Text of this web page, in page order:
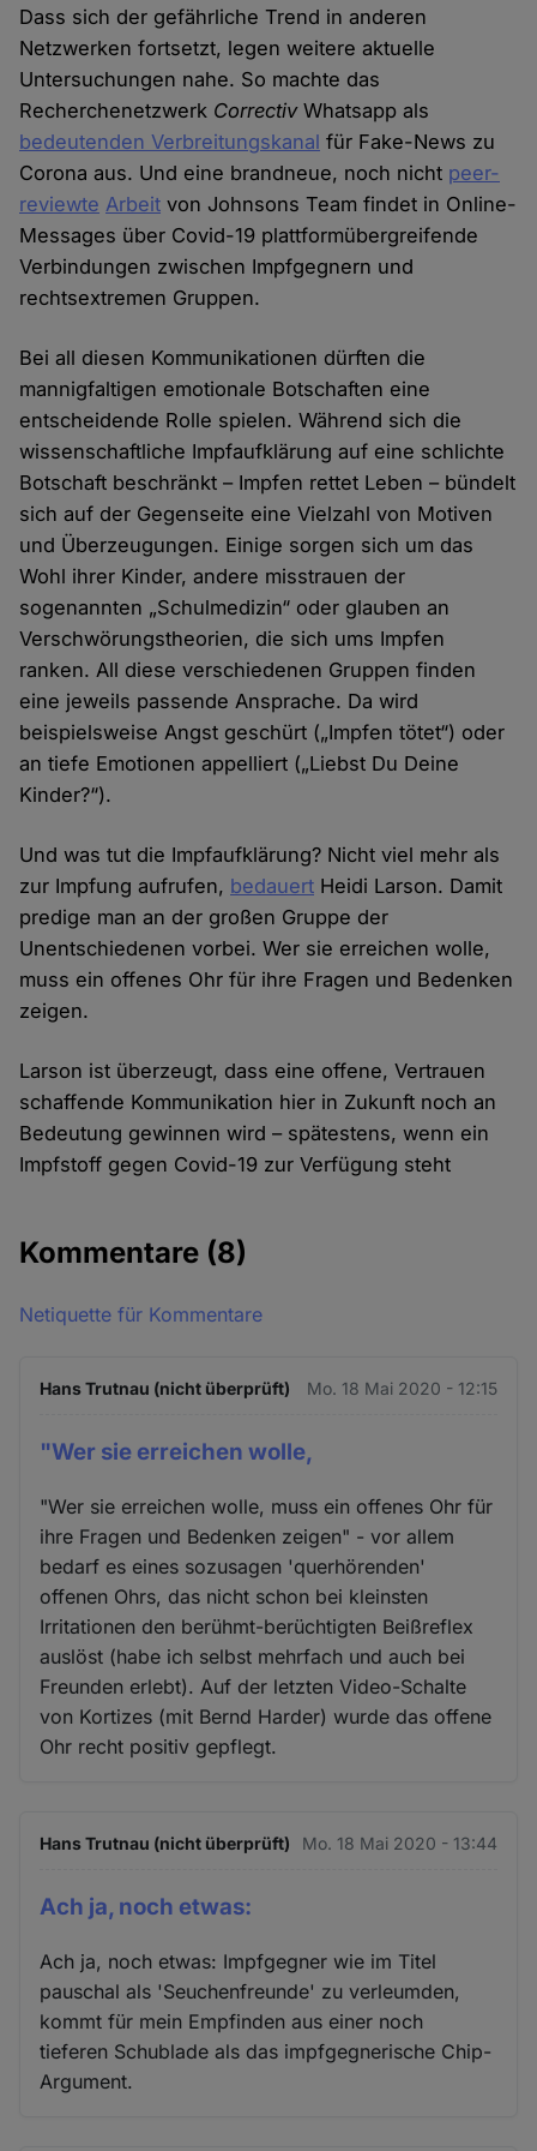
Dass sich der gefährliche Trend in anderen
Netzwerken fortsetzt, legen weitere aktuelle
Untersuchungen nahe. So machte das
Recherchenetzwerk CorrectivWhatsapp als
bedeutenden Verbreitungskanal für Fake-News zu
Corona aus. Und eine brandneue, noch nicht peer-
reviewte Arbeit von Johnsons Team findet in Online-
Messages über Covid-19 plattformübergreifende
Verbindungen zwischen Impfgegnern und
rechtsextremen Gruppen.
Bei all diesen Kommunikationen dürften die
mannigfaltigen emotionale Botschaften eine
entscheidende Rolle spielen. Während sich die
wissenschaftliche Impfaufklärung auf eine schlichte
Botschaft beschränkt – Impfen rettet Leben – bündelt
sich auf der Gegenseite eine Vielzahl von Motiven
und Überzeugungen. Einige sorgen sich um das
Wohl ihrer Kinder, andere misstrauen der
sogenannten „Schulmedizin“ oder glauben an
Verschwörungstheorien, die sich ums Impfen
ranken. All diese verschiedenen Gruppen finden
eine jeweils passende Ansprache. Da wird
beispielsweise Angst geschürt („Impfen tötet“) oder
an tiefe Emotionen appelliert („Liebst Du Deine
Kinder?“).
Und was tut die Impfaufklärung? Nicht viel mehr als
zur Impfung aufrufen, bedauert Heidi Larson. Damit
predige man an der großen Gruppe der
Unentschiedenen vorbei. Wer sie erreichen wolle,
muss ein offenes Ohr für ihre Fragen und Bedenken
zeigen.
Larson ist überzeugt, dass eine offene, Vertrauen
schaffende Kommunikation hier in Zukunft noch an
Bedeutung gewinnen wird – spätestens, wenn ein
Impfstoff gegen Covid-19 zur Verfügung steht
Kommentare (8)
Netiquette für Kommentare
Hans Trutnau (nicht überprüft) Mo. 18 Mai 2020 - 12:15
"Wer sie erreichen wolle,
"Wer sie erreichen wolle, muss ein offenes Ohr für
ihre Fragen und Bedenken zeigen" - vor allem
bedarf es eines sozusagen 'querhörenden'
offenen Ohrs, das nicht schon bei kleinsten
Irritationen den berühmt-berüchtigten Beißreflex
auslöst (habe ich selbst mehrfach und auch bei
Freunden erlebt). Auf der letzten Video-Schalte
von Kortizes (mit Bernd Harder) wurde das offene
Ohr recht positiv gepflegt.
Hans Trutnau (nicht überprüft) Mo. 18 Mai 2020 - 13:44
Ach ja, noch etwas:
Ach ja, noch etwas: Impfgegner wie im Titel
pauschal als 'Seuchenfreunde' zu verleumden,
kommt für mein Empfinden aus einer noch
tieferen Schublade als das impfgegnerische Chip-
Argument.